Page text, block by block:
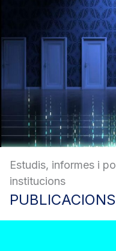
Estudis, informes i
institucions
PUBLICACIONS